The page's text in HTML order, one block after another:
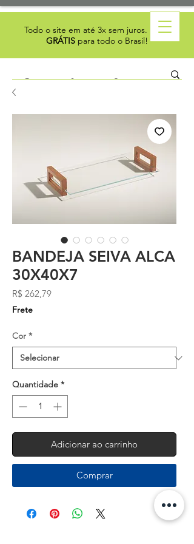
Todo o site em até 3x sem juros. Frete
GRÁTIS para todo o Brasil!
BANDEJA SEIVA ALCA
30X40X7
R$ 262,79Preço
Frete
Cor *
Quantidade *
Adicionar ao carrinho
Comprar